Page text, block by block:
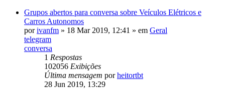
Grupos abertos para conversa sobre Veículos Elétricos e
Carros Autonomos
porivanfm » 18 Mar 2019, 12:41 » em Geral
telegram
conversa
1 Respostas
102056 Exibições
Última mensagem porheitortbt
28 Jun 2019, 13:29